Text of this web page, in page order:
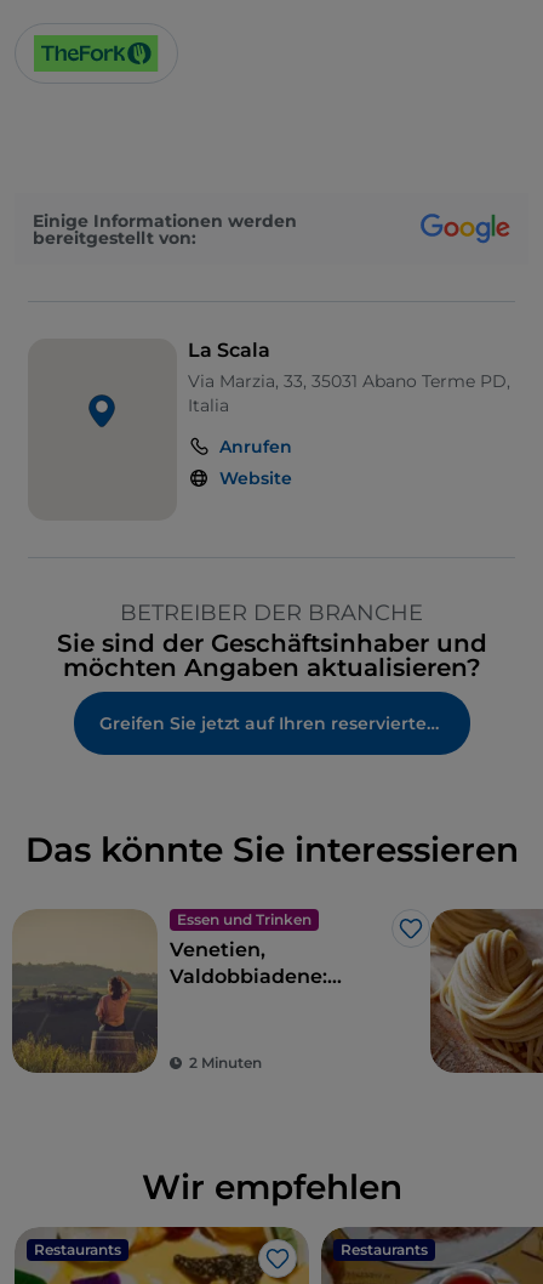
Einige Informationen werden
bereitgestellt von:
La Scala
Via Marzia, 33, 35031 Abano Terme PD,
Italia
Anrufen
Website
BETREIBER DER BRANCHE
Sie sind der Geschäftsinhaber und
möchten Angaben aktualisieren?
Greifen Sie jetzt auf Ihren reservierten Bereich zu
Das könnte Sie interessieren
Essen und Trinken
Like
Venetien,
Valdobbiadene:
Prosecco Superiore-
2 Minuten
Wir empfehlen
Restaurants
Like
Restaurants